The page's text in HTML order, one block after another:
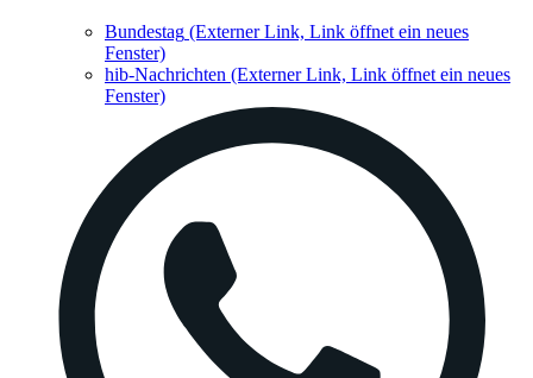
Bundestag (Externer Link, Link öffnet ein neues
Fenster)
hib-Nachrichten (Externer Link, Link öffnet ein neues
Fenster)